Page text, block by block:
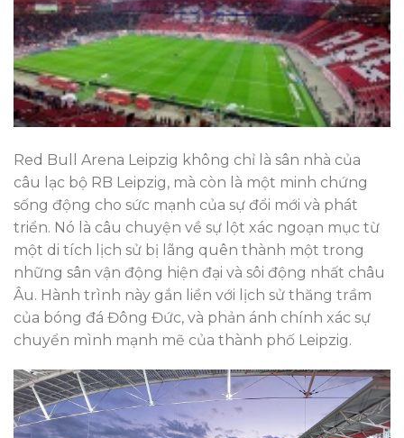
Red Bull Arena Leipzig không chỉ là sân nhà của
câu lạc bộ RB Leipzig, mà còn là một minh chứng
sống động cho sức mạnh của sự đổi mới và phát
triển. Nó là câu chuyện về sự lột xác ngoạn mục từ
một di tích lịch sử bị lãng quên thành một trong
những sân vận động hiện đại và sôi động nhất châu
Âu. Hành trình này gắn liền với lịch sử thăng trầm
của bóng đá Đông Đức, và phản ánh chính xác sự
chuyển mình mạnh mẽ của thành phố Leipzig.